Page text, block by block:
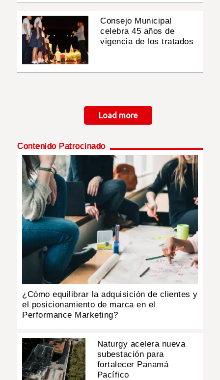
Consejo Municipal
celebra 45 años de
vigencia de los tratados
Load more
Contenido Patrocinado
¿Cómo equilibrar la adquisición de clientes y
el posicionamiento de marca en el
Performance Marketing?
Naturgy acelera nueva
subestación para
fortalecer Panamá
Pacífico